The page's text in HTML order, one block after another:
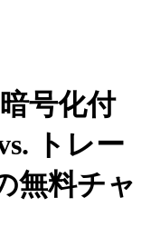
号化付
トレー
無料チャ